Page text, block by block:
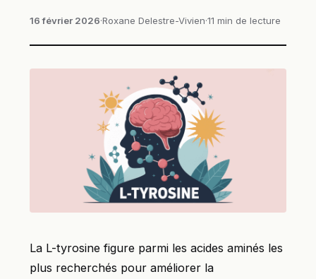
16 février 2026·Roxane Delestre-Vivien·11 min de lecture
La L-tyrosine figure parmi les acides aminés les
plus recherchés pour améliorer la